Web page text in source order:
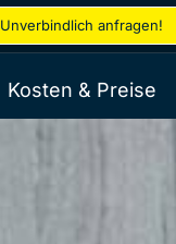
Unverbindlich anfragen!
Kosten & Preise